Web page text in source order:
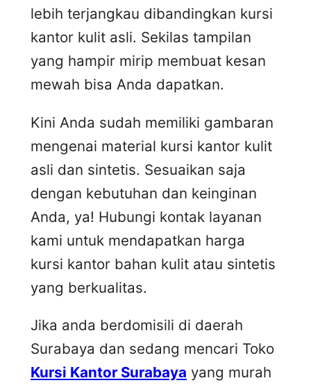
lebih terjangkau dibandingkan kursi
kantor kulit asli. Sekilas tampilan
yang hampir mirip membuat kesan
mewah bisa Anda dapatkan.
Kini Anda sudah memiliki gambaran
mengenai material kursi kantor kulit
asli dan sintetis. Sesuaikan saja
dengan kebutuhan dan keinginan
Anda, ya! Hubungi kontak layanan
kami untuk mendapatkan harga
kursi kantor bahan kulit atau sintetis
yang berkualitas.
Jika anda berdomisili di daerah
Surabaya dan sedang mencari Toko
Kursi Kantor Surabaya yang murah